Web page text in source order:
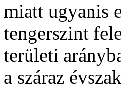
miatt ugyanis
tengerszint
területi
a száraz